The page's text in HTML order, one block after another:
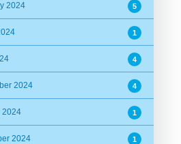
2024 5
1
4
2024 4
2024 1
2024 1